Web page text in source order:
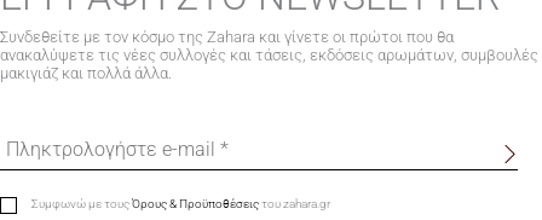
Συνδεθείτε με τον κόσμο της Zahara και γίνετε οι πρώτοι που θα
ανακαλύψετε τις νέες συλλογές και τάσεις, εκδόσεις αρωμάτων, συμβουλές
μακιγιάζ και πολλά άλλα.
Συμφωνώ με τουςΌρους & Προϋποθέσειςτου zahara.gr